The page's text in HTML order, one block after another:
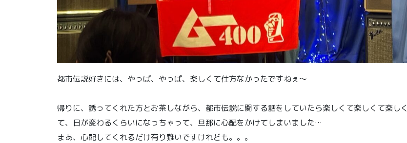
都市伝説好きには、やっぱ、やっぱ、楽しくて仕方なかったですねぇ〜
帰りに、誘ってくれた方とお茶しながら、都市伝説に関する話をしていたら楽しくて楽しくて楽しく
て、日が変わるくらいになっちゃって、旦那に心配をかけてしまいました…
まあ、心配してくれるだけ有り難いですけれども。。。